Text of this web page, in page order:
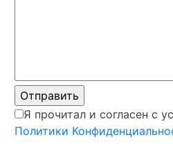
Я прочитал и согласен с
Политики